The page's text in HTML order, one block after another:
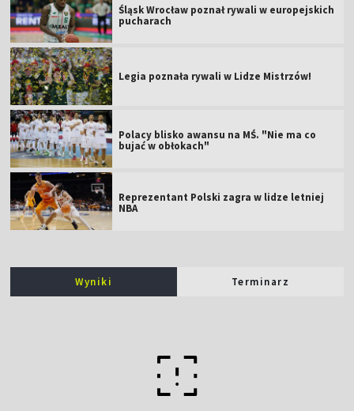
Śląsk Wrocław poznał rywali w europejskich
pucharach
Legia poznała rywali w Lidze Mistrzów!
Polacy blisko awansu na MŚ. "Nie ma co
bujać w obłokach"
Reprezentant Polski zagra w lidze letniej
NBA
Wyniki Terminarz